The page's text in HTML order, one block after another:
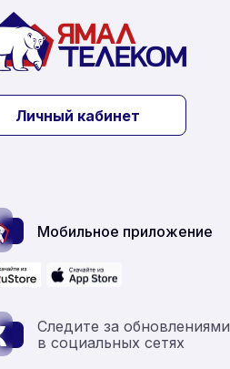
Следите за обновлениями
в социальных сетях
Мобильное приложение
Личный кабинет